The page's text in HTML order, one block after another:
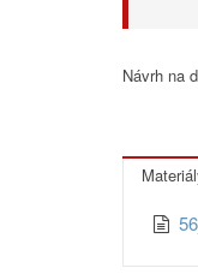
Návrh na